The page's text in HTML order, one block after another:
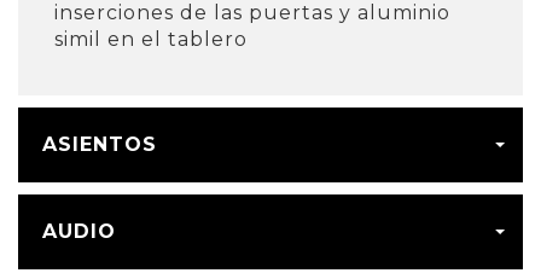
inserciones de las puertas y aluminio
simil en el tablero
ASIENTOS
AUDIO